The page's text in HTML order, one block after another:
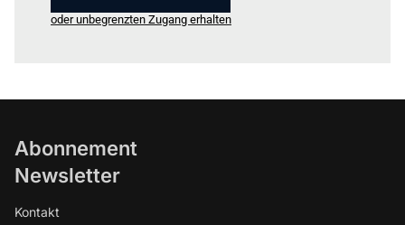
oder unbegrenzten Zugang erhalten
Abonnement
Newsletter
Kontakt